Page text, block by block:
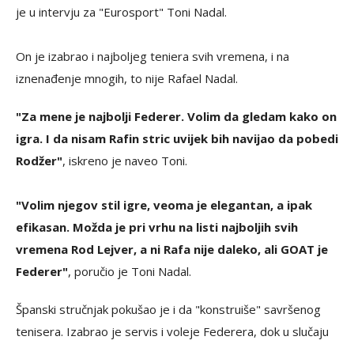
je u intervju za "Eurosport" Toni Nadal.
On je izabrao i najboljeg teniera svih vremena, i na
iznenađenje mnogih, to nije Rafael Nadal.
"Za mene je najbolji Federer. Volim da gledam kako on
igra. I da nisam Rafin stric uvijek bih navijao da pobedi
Rodžer", iskreno je naveo Toni.
"Volim njegov stil igre, veoma je elegantan, a ipak
efikasan. Možda je pri vrhu na listi najboljih svih
vremena Rod Lejver, a ni Rafa nije daleko, ali GOAT je
Federer", poručio je Toni Nadal.
Španski stručnjak pokušao je i da "konstruiše" savršenog
tenisera. Izabrao je servis i voleje Federera, dok u slučaju